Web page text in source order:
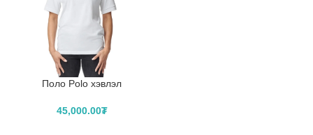
Поло Polo хэвлэл
45,000.00₮